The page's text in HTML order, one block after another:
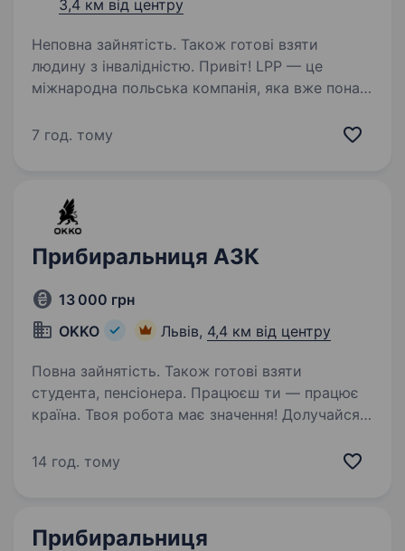
3,4 км від центру
Неповна зайнятість. Також готові взяти
людину з інвалідністю. Привіт! LPP — це
міжнародна польська компанія, яка вже понад
та роздрібної торгівлі. Наша компанія керує
7 год. тому
Прибиральниця АЗК
13 000 грн
OKKO
Львів, 4,4 км від центру
Повна зайнятість. Також готові взяти
студента, пенсіонера. Працюєш ти — працює
країна. Твоя робота має значення! Долучайся
нашої країни разом! Шукаємо
14 год. тому
Прибиральниця